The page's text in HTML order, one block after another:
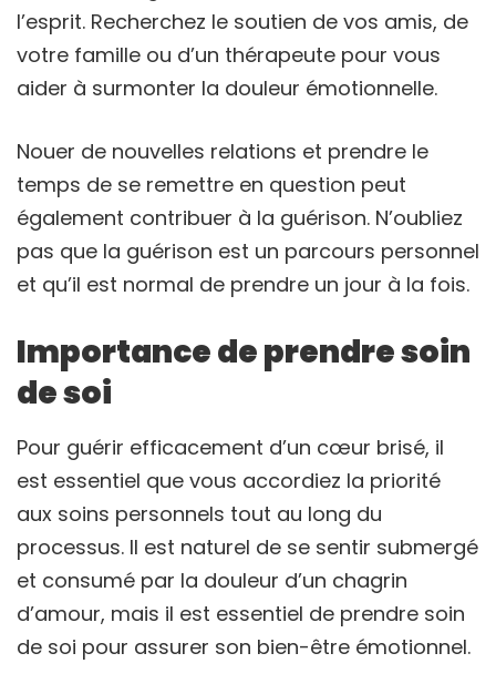
l’esprit. Recherchez le soutien de vos amis, de
votre famille ou d’un thérapeute pour vous
aider à surmonter la douleur émotionnelle.
Nouer de nouvelles relations et prendre le
temps de se remettre en question peut
également contribuer à la guérison. N’oubliez
pas que la guérison est un parcours personnel
et qu’il est normal de prendre un jour à la fois.
Importance de prendre soin
de soi
Pour guérir efficacement d’un cœur brisé, il
est essentiel que vous accordiez la priorité
aux soins personnels tout au long du
processus. Il est naturel de se sentir submergé
et consumé par la douleur d’un chagrin
d’amour, mais il est essentiel de prendre soin
de soi pour assurer son bien-être émotionnel.